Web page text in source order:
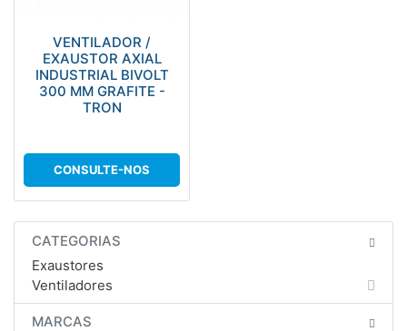
CATEGORIAS
Exaustores
Ventiladores
MARCAS
VENTILADOR /
EXAUSTOR AXIAL
INDUSTRIAL BIVOLT
300 MM GRAFITE -
TRON
CONSULTE-NOS